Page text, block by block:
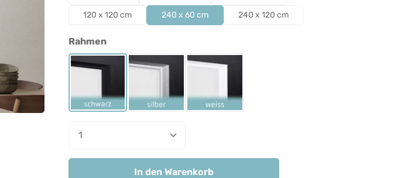
120 x 120 cm
240 x 60 cm 240 x 120 cm
Rahmenauswählen
Produkt Anzahl: Gib den gewünschten Wert ein
In den Warenkorb